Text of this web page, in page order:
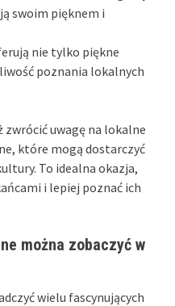
swoim pięknem i
nie tylko piękne
poznania lokalnych
zwrócić uwagę na lokalne
które mogą dostarczyć
To idealna okazja,
i lepiej poznać ich
można zobaczyć w
wielu fascynujących